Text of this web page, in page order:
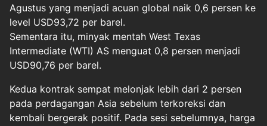
Agustus yang menjadi acuan global naik 0,6 persen ke
level USD93,72 per barel.
Sementara itu, minyak mentah West Texas
Intermediate (WTI) AS menguat 0,8 persen menjadi
USD90,76 per barel.
Kedua kontrak sempat melonjak lebih dari 2 persen
pada perdagangan Asia sebelum terkoreksi dan
kembali bergerak positif. Pada sesi sebelumnya, harga